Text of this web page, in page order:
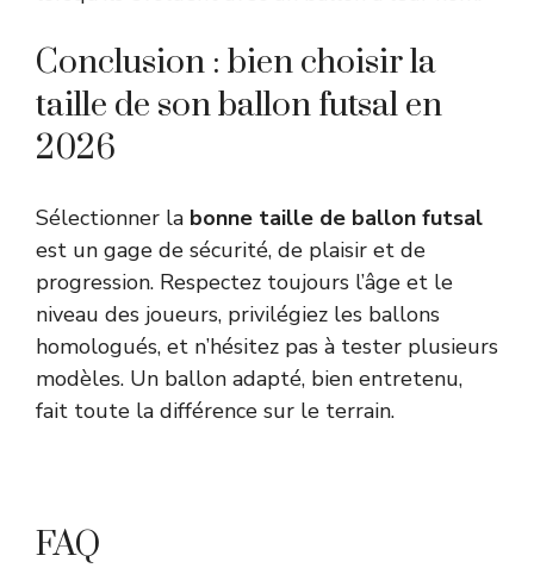
Conclusion : bien choisir la
taille de son ballon futsal en
2026
Sélectionner la bonne taille de ballon futsal
est un gage de sécurité, de plaisir et de
progression. Respectez toujours l’âge et le
niveau des joueurs, privilégiez les ballons
homologués, et n’hésitez pas à tester plusieurs
modèles. Un ballon adapté, bien entretenu,
fait toute la différence sur le terrain.
FAQ